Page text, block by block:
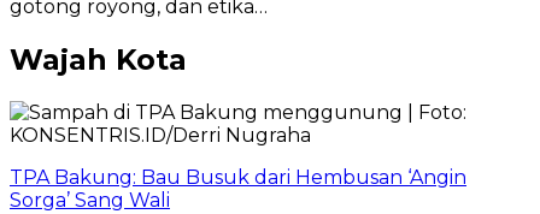
gotong royong, dan etika…
Wajah Kota
TPA Bakung: Bau Busuk dari Hembusan ‘Angin
Sorga’ Sang Wali